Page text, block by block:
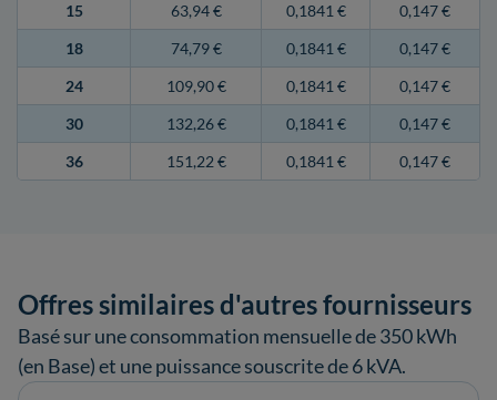
15
63,94 € 0,1841 €
0,147 €
18
74,79 € 0,1841 €
0,147 €
24
109,90 € 0,1841 €
0,147 €
30
132,26 € 0,1841 €
0,147 €
36
151,22 € 0,1841 € 0,147 €
Offres similaires d'autres fournisseurs
Basé sur une consommation mensuelle de 350 kWh
(en Base) et une puissance souscrite de 6 kVA.